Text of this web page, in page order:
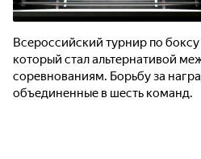
Всероссийский турнир по
который стал альтернативой
соревнованиям. Борьбу за
объединенные в шесть команд.